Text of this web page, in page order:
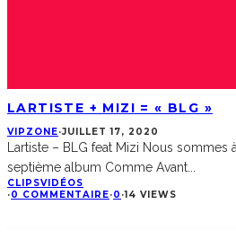
LARTISTE + MIZI = « BLG »
VIPZONE·JUILLET 17, 2020
Lartiste – BLG feat Mizi Nous sommes
septième album Comme Avant...
CLIPSVIDÉOS
·0 COMMENTAIRE·0 ·14 VIEWS